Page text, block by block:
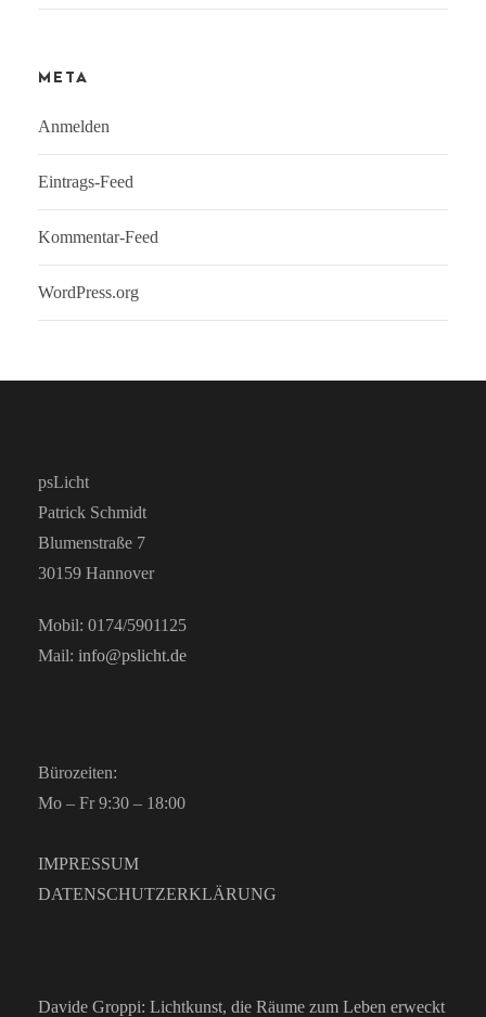
META
Anmelden
Eintrags-Feed
Kommentar-Feed
WordPress.org
psLicht
Patrick Schmidt
Blumenstraße 7
30159 Hannover
Mobil: 0174/5901125
Mail: info@pslicht.de
Bürozeiten:
Mo – Fr 9:30 – 18:00
IMPRESSUM
DATENSCHUTZERKLÄRUNG
Davide Groppi: Lichtkunst, die Räume zum Leben erweckt